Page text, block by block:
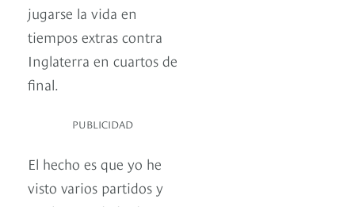
jugarse la vida en
tiempos extras contra
Inglaterra en cuartos de
final.
PUBLICIDAD
El hecho es que yo he
visto varios partidos y